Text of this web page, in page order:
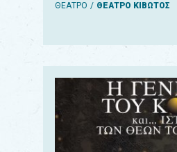
ΘΕΑΤΡΟ ΘΕΑΤΡΟ ΚΙΒΩΤΟΣ